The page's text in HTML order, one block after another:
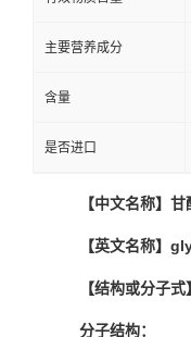
主要营养成分
含量
是否进口
【中文名称】甘
【英文名称】
【结构或分子式】
分子结构：